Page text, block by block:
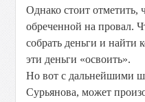
Однако стоит отметить,
обреченной на провал.
собрать деньги и найти
эти деньги «освоить».
Но вот с дальнейшими
Сурьянова, может